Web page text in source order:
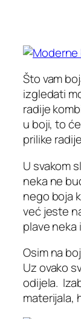
Što vam
izgledati
radije
u boji, to
prilike
U svakom
neka ne
nego boja
već jeste
plave neka
Osim na
Uz ovako
odijela.
materijala,